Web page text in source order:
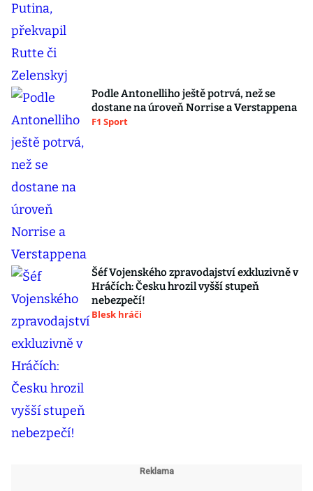
Podle Antonelliho ještě potrvá, než se
dostane na úroveň Norrise a Verstappena
F1 Sport
Šéf Vojenského zpravodajství exkluzivně v
Hráčích: Česku hrozil vyšší stupeň
nebezpečí!
Blesk hráči